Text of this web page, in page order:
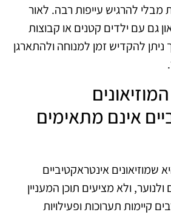
מבלי להרגיש עייפות רבה. לאור
גם עם ילדים קטנים או קבוצות
להקדיש זמן למנוחה ולהתארגן
כל המוזיאונים
אינם מתאימים
שמוזיאונים אינטראקטיביים
ולא מציעים תוכן המעניין
קיימות תערוכות ופעילויות